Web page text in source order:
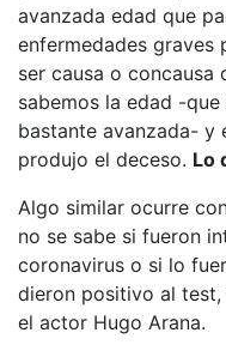
avanzada edad que
enfermedades graves
ser causa o concausa
sabemos la edad -
bastante avanzada- y
produjo el deceso. Lo
Algo similar ocurre
no se sabe si fueron
coronavirus o si lo
dieron positivo al
el actor Hugo Arana.